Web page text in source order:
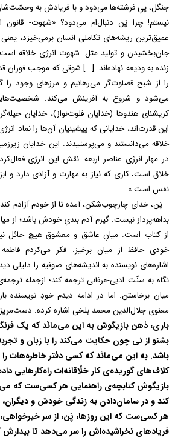
جنگل، پیِ فرشته‌ها می‌دود و با فریادش به
نیستم! چرا پَن دنبال‌ام می‌دود؟ «شهوت- قانون
عمیق‌ترین ریشه‌های تکاملی انسان برمی‌خیزد، یعنی
جان‌بخشیدن و تولید مثل. شهوت انرژی خلاقه
زنده به ودیعه نهاده‌اند. [...] شوقی که موجب
را از شبح قضاوت‌گر می‌رهانیم و مرزهای وجود
می‌شود و شروع به آفرینش می‌کند.
کریشنای هندوها (خدایان فلوت‌نواز)، خدایان
این قدرت‌اند، خدایانی که پیشینیان آن‌ها را نماد
خلاقه می‌دانستند و می‌پرستیدند. این خدایان
در مهار انرژی عناصر اربعه. نقش این انرژی
خلاق است، کاری که نیاز به مهارت و آزادی دارد و
نفس است.»
پَن، خدای چارچوب‌شکن، آمده تا از خودم آزادم
بداهه‌پرداز نیست. گیرم آدم بندیِ خودش باشد؛ از
از کتاب است. میانِ عاشق و معشوق هیچ
خودی حافظ از میان برخیز. فکر می‌کردم فاطمه
اشاره‌های نویسنده به اندیشه‌های صوفیه را دلیلی
میان برخاستن. اما در ادامه دیدم خودِ نویسنده
معنوی جلال‌الدین محمد بلخی اشاره کرده.
باری، ذهن بازیگوش به این میمانَد که یک
بشنو از نی چون حکایت میکند را با زبان و
باشد. به این میمانَد که کسی دفتر خاطرههات را
کلافهای گوریدهی کار خلّاقانهات راهکارهایی
بازیگوش کتابچهی راهنمایی هر کسیست که می
کند و در ساماندادن به زندگی خودش و دیگران،
هر کسیست که این روزها، پَن، از سر
فریادهای نخراشیدهاش را سر میدهد تا بیدارش